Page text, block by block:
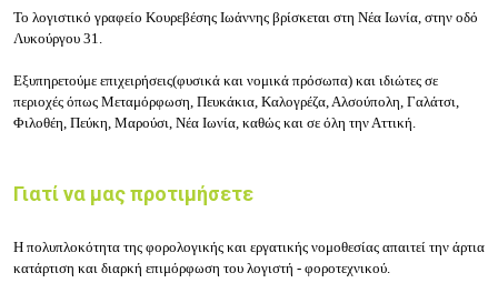
Το λογιστικό γραφείο Κουρεβέσης Ιωάννης βρίσκεται στη Νέα Ιωνία, στην οδό
Λυκούργου 31.
Εξυπηρετούμε επιχειρήσεις(φυσικά και νομικά πρόσωπα) και ιδιώτες σε
περιοχές όπως Μεταμόρφωση, Πευκάκια, Καλογρέζα, Αλσούπολη, Γαλάτσι,
Φιλοθέη, Πεύκη, Μαρούσι, Νέα Ιωνία, καθώς και σε όλη την Αττική.
Γιατί να μας προτιμήσετε
Η πολυπλοκότητα της φορολογικής και εργατικής νομοθεσίας απαιτεί την άρτια
κατάρτιση και διαρκή επιμόρφωση του λογιστή - φοροτεχνικού.